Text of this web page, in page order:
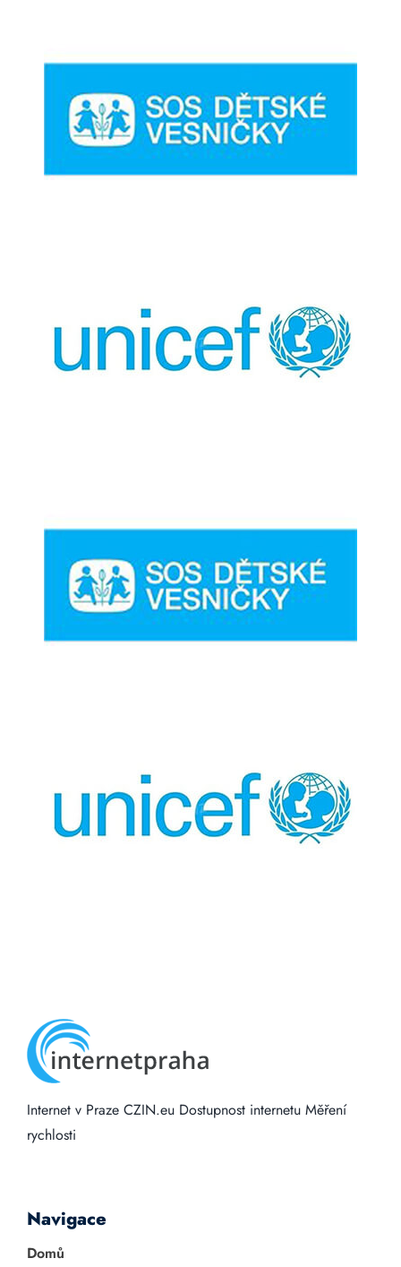
Internet v Praze CZIN.eu Dostupnost internetu Měření
rychlosti
Navigace
Domů